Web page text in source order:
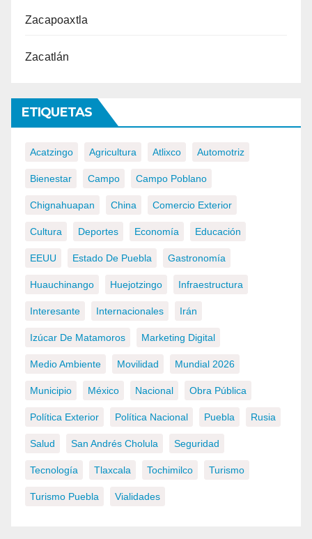
Zacapoaxtla
Zacatlán
ETIQUETAS
Acatzingo Agricultura Atlixco Automotriz
Bienestar Campo Campo Poblano
Chignahuapan China Comercio Exterior
Cultura Deportes Economía Educación
EEUU Estado De Puebla Gastronomía
Huauchinango Huejotzingo Infraestructura
Interesante Internacionales Irán
Izúcar De Matamoros Marketing Digital
Medio Ambiente Movilidad Mundial 2026
Municipio México Nacional Obra Pública
Política Exterior Política Nacional Puebla Rusia
Salud San Andrés Cholula Seguridad
Tecnología Tlaxcala Tochimilco Turismo
Turismo Puebla Vialidades